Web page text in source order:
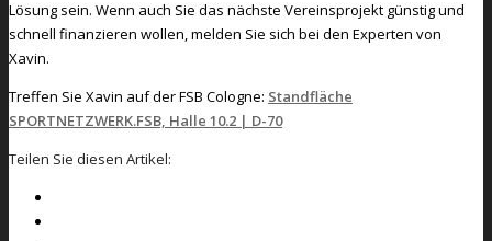
Lösung sein. Wenn auch Sie das nächste Vereinsprojekt günstig und
schnell finanzieren wollen, melden Sie sich bei den Experten von
Xavin.
Treffen Sie Xavin auf der FSB Cologne: Standfläche
SPORTNETZWERK.FSB, Halle 10.2 | D-70
Teilen Sie diesen Artikel: